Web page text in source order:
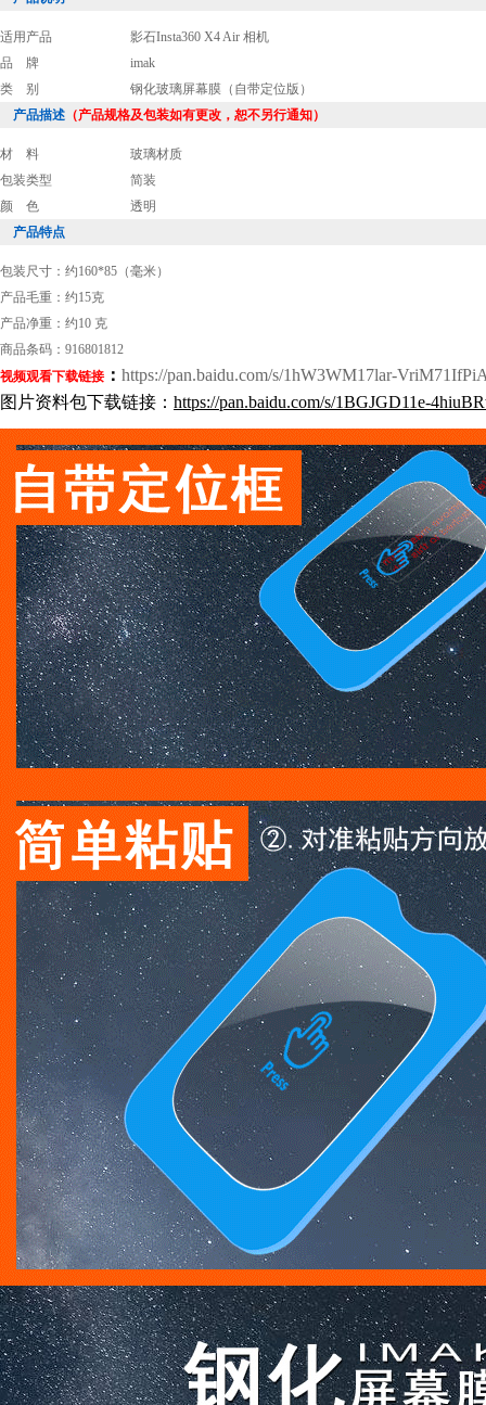
适用产品
影石Insta360 X4 Air 相机
品 牌
imak
类 别
钢化玻璃屏幕膜（自带定位版）
产品描述 （产品规格及包装如有更改，恕不另行通知）
材 料
玻璃材质
包装类型
简装
颜 色
透明
产品特点
包装尺寸：约160*85（毫米）
产品毛重：约15克
产品净重：约10 克
商品条码：916801812
视频观看下载链接： https://pan.baidu.com/s/1hW3WM17lar-
图片资料包下载链接： https://pan.baidu.com/s/1BGJGD11e-